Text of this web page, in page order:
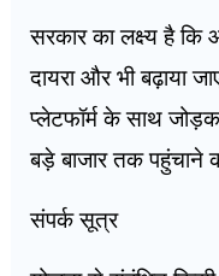
सरकार का लक्ष्य है
दायरा और भी बढ़ाया
प्लेटफॉर्म के साथ
बड़े बाजार तक पहुंचाने
संपर्क सूत्र